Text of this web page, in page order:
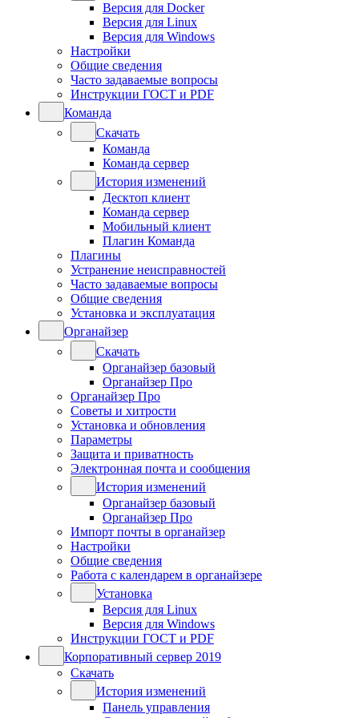
Версия для Docker
Версия для Linux
Версия для Windows
Настройки
Общие сведения
Часто задаваемые вопросы
Инструкции ГОСТ и PDF
Команда
Скачать
Команда
Команда сервер
История изменений
Десктоп клиент
Команда сервер
Мобильный клиент
Плагин Команда
Плагины
Устранение неисправностей
Часто задаваемые вопросы
Общие сведения
Установка и эксплуатация
Органайзер
Скачать
Органайзер базовый
Органайзер Про
Органайзер Про
Советы и хитрости
Установка и обновления
Параметры
Защита и приватность
Электронная почта и сообщения
История изменений
Органайзер базовый
Органайзер Про
Импорт почты в органайзер
Настройки
Общие сведения
Работа с календарем в органайзере
Установка
Версия для Linux
Версия для Windows
Инструкции ГОСТ и PDF
Корпоративный сервер 2019
Скачать
История изменений
Панель управления